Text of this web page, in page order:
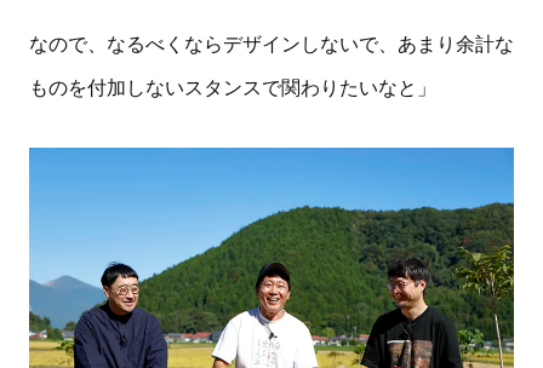
なので、なるべくならデザインしないで、あまり余計な
ものを付加しないスタンスで関わりたいなと」